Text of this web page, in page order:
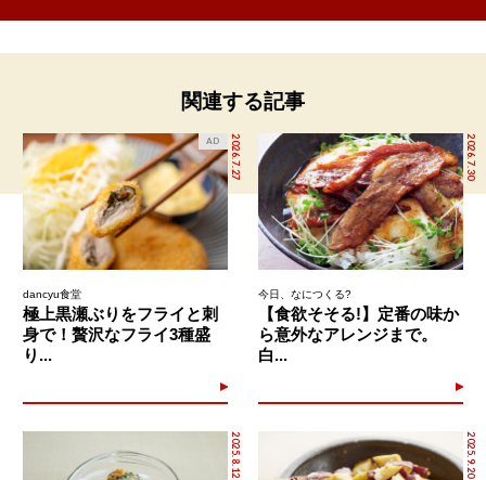
関連する記事
2026.7.27
AD
dancyu食堂
極上黒瀬ぶりをフライと刺
身で！贅沢なフライ3種盛
り...
2026.7.30
今日、なにつくる?
【食欲そそる!】定番の味か
ら意外なアレンジまで。
白...
2025.8.12 2025.9.20